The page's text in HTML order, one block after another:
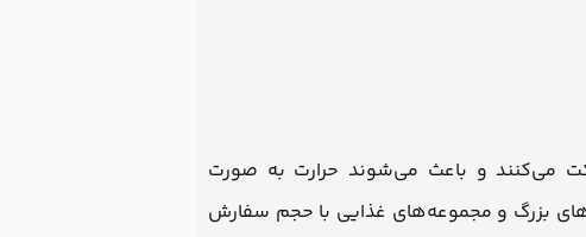
می‌کنند و باعث می‌شوند حرارت به صورت
بزرگ و مجموعه‌های غذایی با حجم سفارش